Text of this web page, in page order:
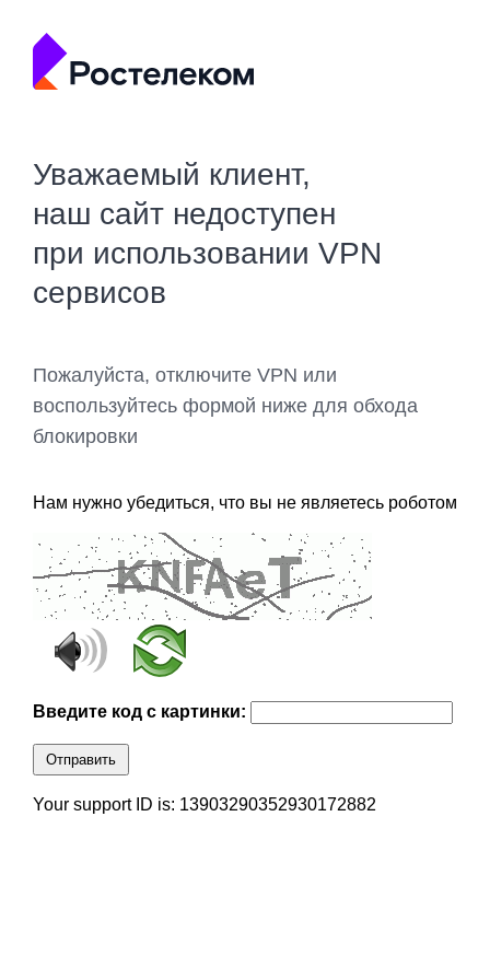
Уважаемый клиент,
наш сайт недоступен
при использовании VPN
сервисов
Пожалуйста, отключите VPN или
воспользуйтесь формой ниже для обхода
блокировки
Нам нужно убедиться, что вы не являетесь роботом
Введите код с картинки:
Отправить
Your support ID is: 13903290352930172882